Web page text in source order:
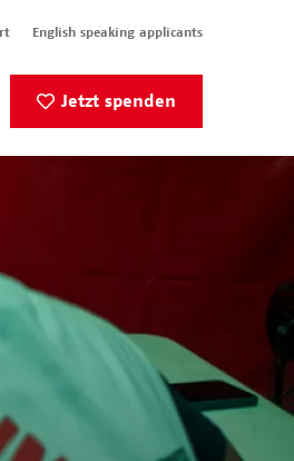
English speaking applicants
Jetzt spenden